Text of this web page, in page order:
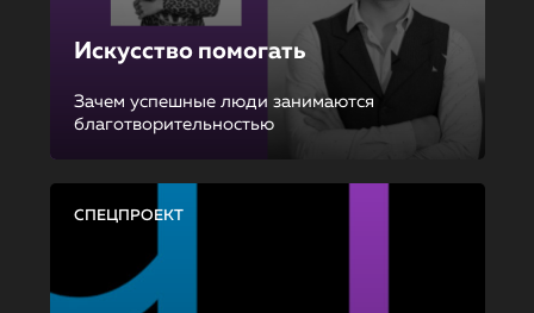
Искусство помогать
Зачем успешные люди занимаются
благотворительностью
СПЕЦПРОЕКТ